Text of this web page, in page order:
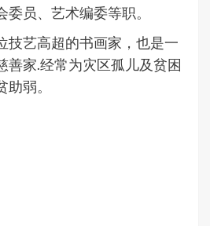
员、艺术编委等职。
技艺高超的书画家，也是一
善家.经常为灾区孤儿及贫困
弱。